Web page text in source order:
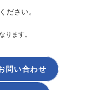
ださい。
ります。
問い合わせ